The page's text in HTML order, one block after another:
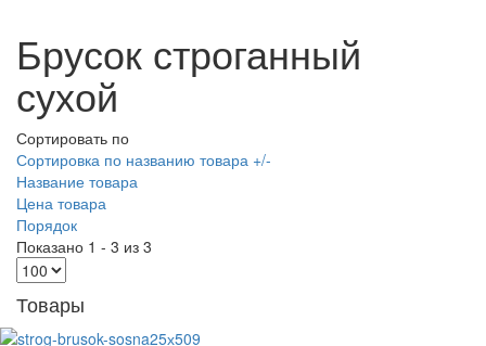
Брусок строганный
сухой
Сортировать по
Сортировка по названию товара +/-
Название товара
Цена товара
Порядок
Показано 1 - 3 из 3
Товары